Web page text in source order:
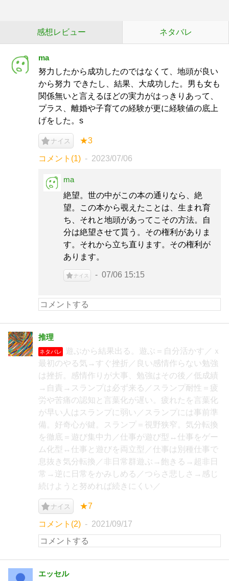
感想レビュー ネタバレ
ma
努力したから成功したのではなくて、地頭が良い
から努力 できたし、結果、大成功した。男も女も
関係無いと言えるほどの実力がはっきりあって、
プラス、離婚や子育ての経験が更に経験値の底上
げをした。s
ナイス ★3
コメント(1) 2023/07/06
ma
絶望。世の中がこの本の通りなら、絶
望。この本から覗えたことは、生まれ育
ち、それと地頭があってこその方法。自
分は絶望させて貰う。その権利がありま
す。それから立ち直ります。その権利が
あります。
ナイス 07/06 15:15
推理
ネタバレ
遊ぶから結果出る。遊ぶ＝自分活かす／ｘ
最初のやる気→すぐ挫折／良い感情作らない勉強
は挫折。感情作りが大事、勉強はその後／低成績
→自責→スランプは必ず来る／スランプ耐性＝疲
労や苦痛の認知と言葉化が遅い。疲れたを言葉化
が早い人はスランプに弱い／スランプには事前準
備。好奇心が鍵。スランプ＝視野狭窄。気分転換
を徹底＝遊び集中力／仕事が遊び型↔仕事をゲー
ム化型↔仕事と遊びを両立型／仕事は別種仕事で
息抜き気分転換／非日常群遊ぶ→飽きる→超非日
常→逆に日常をかみしめる／つらさ悲しさ→感じ
続けようと努めれば続きにくい／
ナイス ★7
コメント(2) 2021/09/17
エッセル